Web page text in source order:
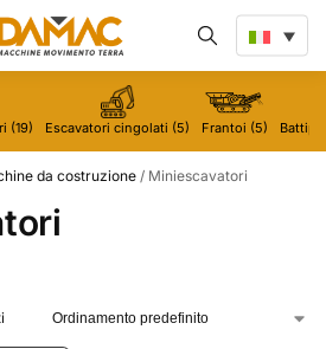
(19) Escavatori cingolati (5) Frantoi (5)
da costruzione / Miniescavatori